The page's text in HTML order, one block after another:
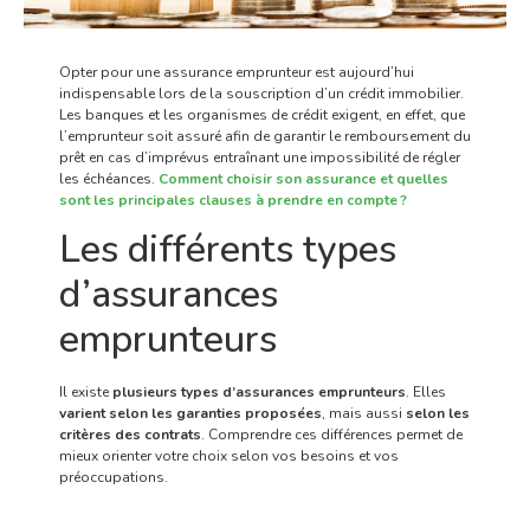
Opter pour une assurance emprunteur est aujourd’hui
indispensable lors de la souscription d’un crédit immobilier.
Les banques et les organismes de crédit exigent, en effet, que
l’emprunteur soit assuré afin de garantir le remboursement du
prêt en cas d’imprévus entraînant une impossibilité de régler
les échéances. Comment choisir son assurance et quelles
sont les principales clauses à prendre en compte ?
Les différents types
d’assurances
emprunteurs
Il existe plusieurs types d’assurances emprunteurs. Elles
varient selon les garanties proposées, mais aussi selon les
critères des contrats. Comprendre ces différences permet de
mieux orienter votre choix selon vos besoins et vos
préoccupations.